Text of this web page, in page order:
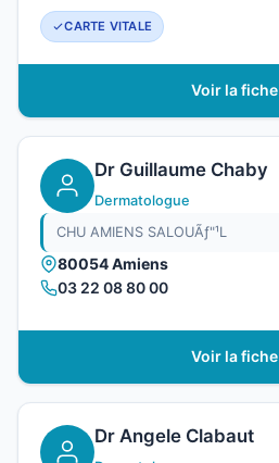
CARTE VITALE
Voir la fiche
Dr Guillaume Chaby
Dermatologue
CHU AMIENS SALOUÃƒ"¹L
80054 Amiens
03 22 08 80 00
Voir la fiche
Dr Angele Clabaut